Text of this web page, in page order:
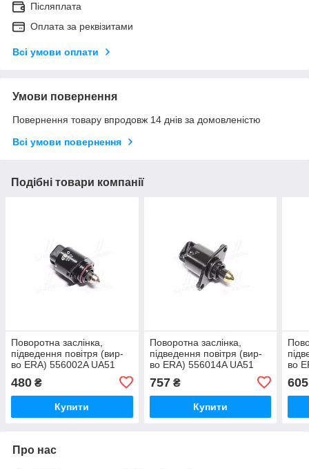
Післяплата
Оплата за реквізитами
Всі умови оплати
Умови повернення
Повернення товару впродовж 14 днів за домовленістю
Всі умови повернення
Подібні товари компанії
Поворотна заслінка,
підведення повітря (вир-
во ERA) 556002A UA51
480 ₴
Купити
Поворотна заслінка,
підведення повітря (вир-
во ERA) 556014A UA51
757₴
Купити
во
605
Про нас